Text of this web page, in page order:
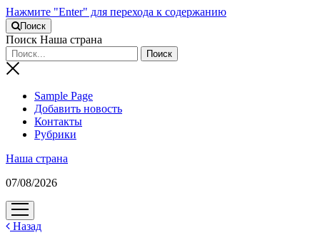
Нажмите "Enter" для перехода к содержанию
Поиск
Поиск Наша страна
Sample Page
Добавить новость
Контакты
Рубрики
Наша страна
07/08/2026
открыть
меню
Назад